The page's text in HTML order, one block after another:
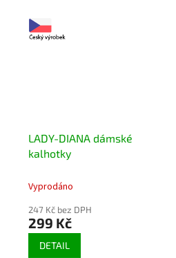
LADY-DIANA dámské
kalhotky
Vyprodáno
247 Kč bez DPH
299 Kč
DETAIL